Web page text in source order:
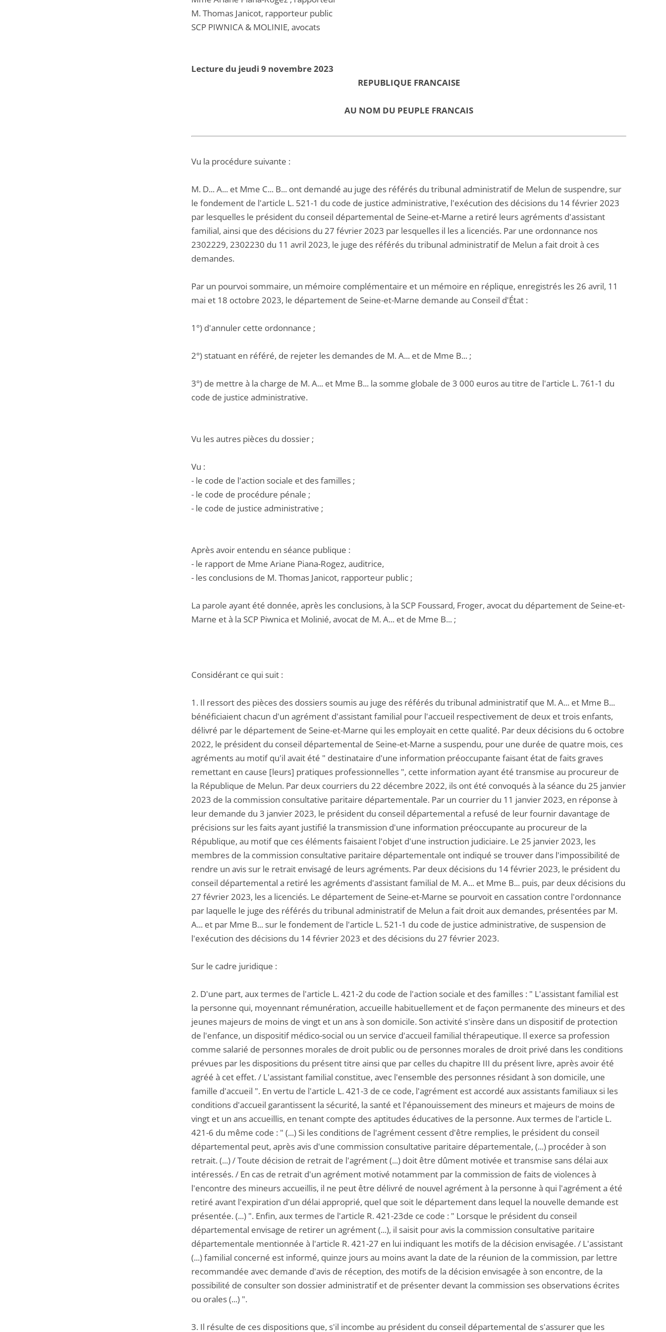
M. Thomas Janicot, rapporteur public
SCP PIWNICA & MOLINIE, avocats
Lecture du jeudi 9 novembre 2023
REPUBLIQUE FRANCAISE
AU NOM DU PEUPLE FRANCAIS
Vu la procédure suivante :
M. D... A... et Mme C... B... ont demandé au juge des référés du tribunal administratif de Melun de suspendre, sur
le fondement de l'article L. 521-1 du code de justice administrative, l'exécution des décisions du 14 février 2023
par lesquelles le président du conseil départemental de Seine-et-Marne a retiré leurs agréments d'assistant
familial, ainsi que des décisions du 27 février 2023 par lesquelles il les a licenciés. Par une ordonnance nos
2302229, 2302230 du 11 avril 2023, le juge des référés du tribunal administratif de Melun a fait droit à ces
demandes.
Par un pourvoi sommaire, un mémoire complémentaire et un mémoire en réplique, enregistrés les 26 avril, 11
mai et 18 octobre 2023, le département de Seine-et-Marne demande au Conseil d'État :
1°) d'annuler cette ordonnance ;
2°) statuant en référé, de rejeter les demandes de M. A... et de Mme B... ;
3°) de mettre à la charge de M. A... et Mme B... la somme globale de 3 000 euros au titre de l'article L. 761-1 du
code de justice administrative.
Vu les autres pièces du dossier ;
Vu :
- le code de l'action sociale et des familles ;
- le code de procédure pénale ;
- le code de justice administrative ;
Après avoir entendu en séance publique :
- le rapport de Mme Ariane Piana-Rogez, auditrice,
- les conclusions de M. Thomas Janicot, rapporteur public ;
La parole ayant été donnée, après les conclusions, à la SCP Foussard, Froger, avocat du département de Seine-et-
Marne et à la SCP Piwnica et Molinié, avocat de M. A... et de Mme B... ;
Considérant ce qui suit :
1. Il ressort des pièces des dossiers soumis au juge des référés du tribunal administratif que M. A... et Mme B...
bénéficiaient chacun d'un agrément d'assistant familial pour l'accueil respectivement de deux et trois enfants,
délivré par le département de Seine-et-Marne qui les employait en cette qualité. Par deux décisions du 6 octobre
2022, le président du conseil départemental de Seine-et-Marne a suspendu, pour une durée de quatre mois, ces
agréments au motif qu'il avait été " destinataire d'une information préoccupante faisant état de faits graves
remettant en cause [leurs] pratiques professionnelles ", cette information ayant été transmise au procureur de
la République de Melun. Par deux courriers du 22 décembre 2022, ils ont été convoqués à la séance du 25 janvier
2023 de la commission consultative paritaire départementale. Par un courrier du 11 janvier 2023, en réponse à
leur demande du 3 janvier 2023, le président du conseil départemental a refusé de leur fournir davantage de
précisions sur les faits ayant justifié la transmission d'une information préoccupante au procureur de la
République, au motif que ces éléments faisaient l'objet d'une instruction judiciaire. Le 25 janvier 2023, les
membres de la commission consultative paritaire départementale ont indiqué se trouver dans l'impossibilité de
rendre un avis sur le retrait envisagé de leurs agréments. Par deux décisions du 14 février 2023, le président du
conseil départemental a retiré les agréments d'assistant familial de M. A... et Mme B... puis, par deux décisions du
27 février 2023, les a licenciés. Le département de Seine-et-Marne se pourvoit en cassation contre l'ordonnance
par laquelle le juge des référés du tribunal administratif de Melun a fait droit aux demandes, présentées par M.
A... et par Mme B... sur le fondement de l'article L. 521-1 du code de justice administrative, de suspension de
l'exécution des décisions du 14 février 2023 et des décisions du 27 février 2023.
Sur le cadre juridique :
2. D'une part, aux termes de l'article L. 421-2 du code de l'action sociale et des familles : " L'assistant familial est
la personne qui, moyennant rémunération, accueille habituellement et de façon permanente des mineurs et des
jeunes majeurs de moins de vingt et un ans à son domicile. Son activité s'insère dans un dispositif de protection
de l'enfance, un dispositif médico-social ou un service d'accueil familial thérapeutique. Il exerce sa profession
comme salarié de personnes morales de droit public ou de personnes morales de droit privé dans les conditions
prévues par les dispositions du présent titre ainsi que par celles du chapitre III du présent livre, après avoir été
agréé à cet effet. / L'assistant familial constitue, avec l'ensemble des personnes résidant à son domicile, une
famille d'accueil ". En vertu de l'article L. 421-3 de ce code, l'agrément est accordé aux assistants familiaux si les
conditions d'accueil garantissent la sécurité, la santé et l'épanouissement des mineurs et majeurs de moins de
vingt et un ans accueillis, en tenant compte des aptitudes éducatives de la personne. Aux termes de l'article L.
421-6 du même code : " (...) Si les conditions de l'agrément cessent d'être remplies, le président du conseil
départemental peut, après avis d'une commission consultative paritaire départementale, (...) procéder à son
retrait. (...) / Toute décision de retrait de l'agrément (...) doit être dûment motivée et transmise sans délai aux
intéressés. / En cas de retrait d'un agrément motivé notamment par la commission de faits de violences à
l'encontre des mineurs accueillis, il ne peut être délivré de nouvel agrément à la personne à qui l'agrément a été
retiré avant l'expiration d'un délai approprié, quel que soit le département dans lequel la nouvelle demande est
présentée. (...) ". Enfin, aux termes de l'article R. 421-23de ce code : " Lorsque le président du conseil
départemental envisage de retirer un agrément (...), il saisit pour avis la commission consultative paritaire
départementale mentionnée à l'article R. 421-27 en lui indiquant les motifs de la décision envisagée. / L'assistant
(...) familial concerné est informé, quinze jours au moins avant la date de la réunion de la commission, par lettre
recommandée avec demande d'avis de réception, des motifs de la décision envisagée à son encontre, de la
possibilité de consulter son dossier administratif et de présenter devant la commission ses observations écrites
ou orales (...) ".
3. Il résulte de ces dispositions que, s'il incombe au président du conseil départemental de s'assurer que les